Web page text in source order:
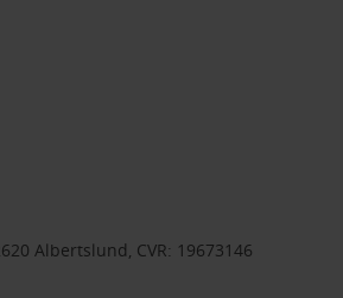
Albertslund, CVR: 19673146